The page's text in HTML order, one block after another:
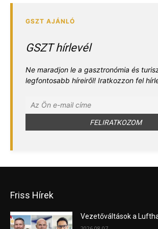
GSZT hírlevél
Ne maradjon le a gasztronómia és
legfontosabb híreiről! Iratkozzon fel
Friss Hírek
Vezetőváltások a